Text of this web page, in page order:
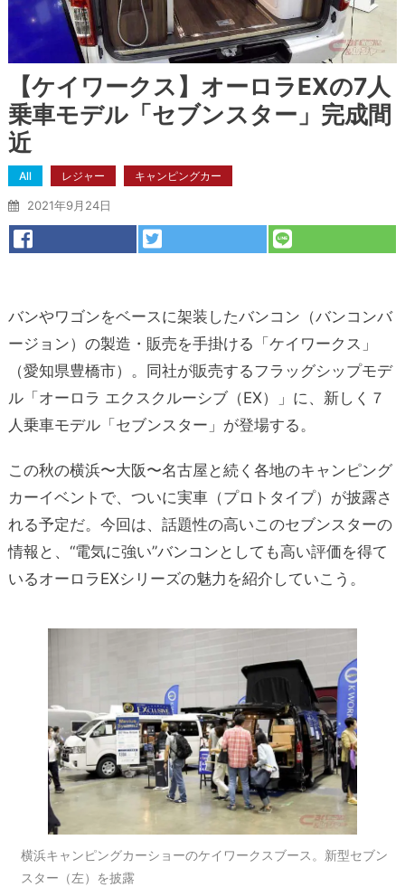
【ケイワークス】オーロラEXの7人
乗車モデル「セブンスター」完成間
近
All レジャー キャンピングカー
2021年9月24日
バンやワゴンをベースに架装したバンコン（バンコンバ
ージョン）の製造・販売を手掛ける「ケイワークス」
（愛知県豊橋市）。同社が販売するフラッグシップモデ
ル「オーロラ エクスクルーシブ（EX）」に、新しく７
人乗車モデル「セブンスター」が登場する。
この秋の横浜〜大阪〜名古屋と続く各地のキャンピング
カーイベントで、ついに実車（プロトタイプ）が披露さ
れる予定だ。今回は、話題性の高いこのセブンスターの
情報と、“電気に強い”バンコンとしても高い評価を得て
いるオーロラEXシリーズの魅力を紹介していこう。
横浜キャンピングカーショーのケイワークスブース。新型セブン
スター（左）を披露